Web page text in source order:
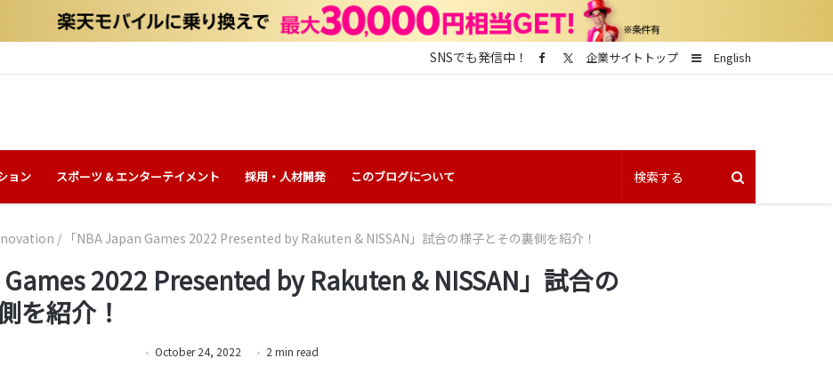
English
Sidebar
企業サイトトップ
SNSでも発信中！
ョン スポーツ & エンターテイメント 採用・人材開発 このブログについて
/ 「NBA Japan Games 2022 Presented by Rakuten & NISSAN」試合の様子とその裏側を紹介！
Games 2022 Presented by Rakuten & NISSAN」試合の
を紹介！
October 24, 2022 2 min read